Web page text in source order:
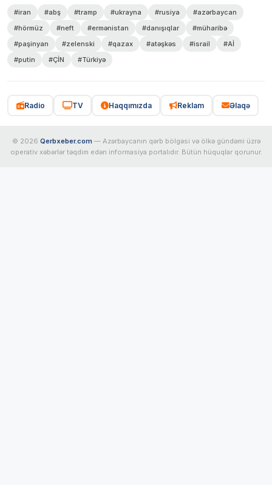
#iran #abş #tramp #ukrayna #rusiya
#azərbaycan
#hörmüz
#neft #ermənistan #danışıqlar
#müharibə
#paşinyan
#zelenski #qazax #atəşkəs #israil
#Aİ
#putin
#ÇİN #Türkiyə
Radio TV Haqqımızda Reklam Əlaqə
© 2026 Qerbxeber.com — Azərbaycanın qərb bölgəsi və ölkə gündəmi üzrə
operativ xəbərlər təqdim edən informasiya portalıdır. Bütün hüquqlar qorunur.